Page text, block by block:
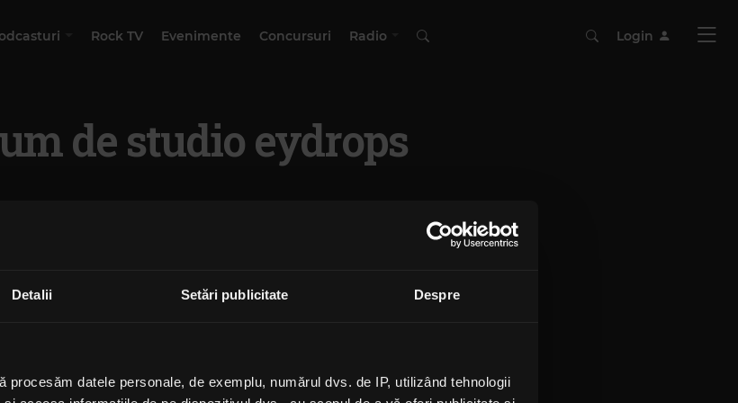
Detalii Setări publicitate Despre
procesăm datele personale, de exemplu, numărul dvs. de IP, utilizând tehnologii
Rock TV Evenimente Concursuri Radio Login
de studio eydrops